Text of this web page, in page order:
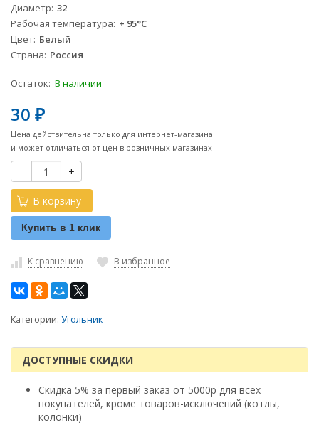
Диаметр 32
Рабочая температура + 95°С
Цвет Белый
Страна Россия
Остаток: В наличии
30 ₽
Цена действительна только для интернет-магазина
и может отличаться от цен в розничных магазинах
- +
В корзину
Купить в 1 клик
К сравнению В избранное
Категории: Угольник
ДОСТУПНЫЕ СКИДКИ
Скидка 5% за первый заказ от 5000р для всех
покупателей, кроме товаров-исключений (котлы,
колонки)